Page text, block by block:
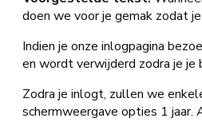
doen we voor je gemak zodat
Indien je onze inlogpagina
en wordt verwijderd zodra je je
Zodra je inlogt, zullen we
schermweergave opties 1